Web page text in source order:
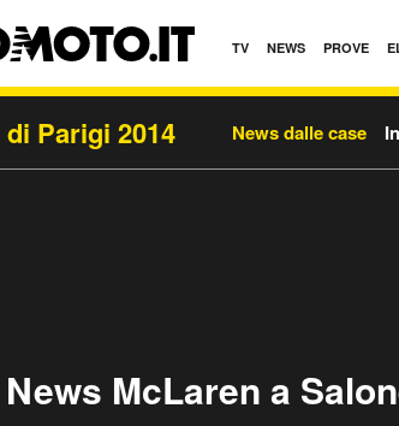
TV NEWS PROVE
Parigi 2014 News dalle case
News McLaren a